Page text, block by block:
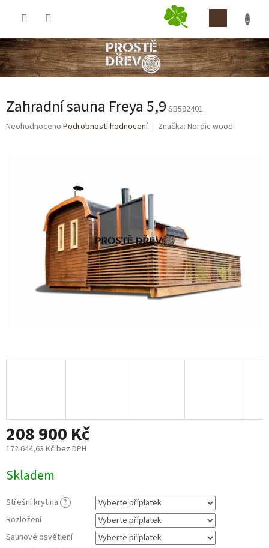
Zahradní sauna Freya 5,9 SB592401
Průměrné
Neohodnoceno Podrobnosti hodnocení Značka: Nordic wood
208 900 Kč
172 644,63 Kč bez DPH
cena:
Skladem
Střešní krytina ?
Rozložení
Saunové osvětlení